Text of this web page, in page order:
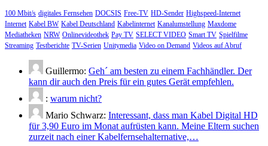
100 Mbit/s digitales Fernsehen DOCSIS Free-TV HD-Sender Highspeed-Internet
Internet Kabel BW Kabel Deutschland Kabelinternet Kanalumstellung Maxdome
Mediatheken NRW Onlinevideothek Pay TV SELECT VIDEO Smart TV Spielfilme
Streaming Testberichte TV-Serien Unitymedia Video on Demand Videos auf Abruf
Guillermo: Geh´ am besten zu einem Fachhändler. Der
kann dir auch den Preis für ein gutes Gerät empfehlen.
: warum nicht?
Mario Schwarz: Interessant, dass man Kabel Digital HD
für 3,90 Euro im Monat aufrüsten kann. Meine Eltern suchen
zurzeit nach einer Kabelfernsehalternative,…